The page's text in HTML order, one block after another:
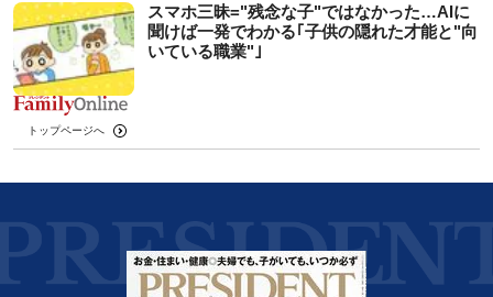
スマホ三昧="残念な子"ではなかった…AIに
聞けば一発でわかる｢子供の隠れた才能と"向
いている職業"｣
トップページへ